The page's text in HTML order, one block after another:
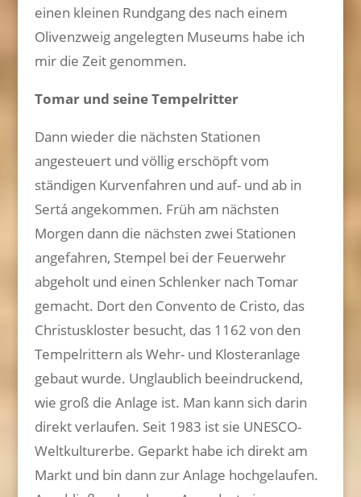
einen kleinen Rundgang des nach einem
Olivenzweig angelegten Museums habe ich
mir die Zeit genommen.
Tomar und seine Tempelritter
Dann wieder die nächsten Stationen
angesteuert und völlig erschöpft vom
ständigen Kurvenfahren und auf- und ab in
Sertá angekommen. Früh am nächsten
Morgen dann die nächsten zwei Stationen
angefahren, Stempel bei der Feuerwehr
abgeholt und einen Schlenker nach Tomar
gemacht. Dort den Convento de Cristo, das
Christuskloster besucht, das 1162 von den
Tempelrittern als Wehr- und Klosteranlage
gebaut wurde. Unglaublich beeindruckend,
wie groß die Anlage ist. Man kann sich darin
direkt verlaufen. Seit 1983 ist sie UNESCO-
Weltkulturerbe. Geparkt habe ich direkt am
Markt und bin dann zur Anlage hochgelaufen.